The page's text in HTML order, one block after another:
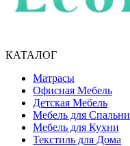
КАТАЛОГ
Матрасы
Офисная Мебель
Детская Мебель
Мебель для Спальни
Мебель для Кухни
Текстиль для Дома